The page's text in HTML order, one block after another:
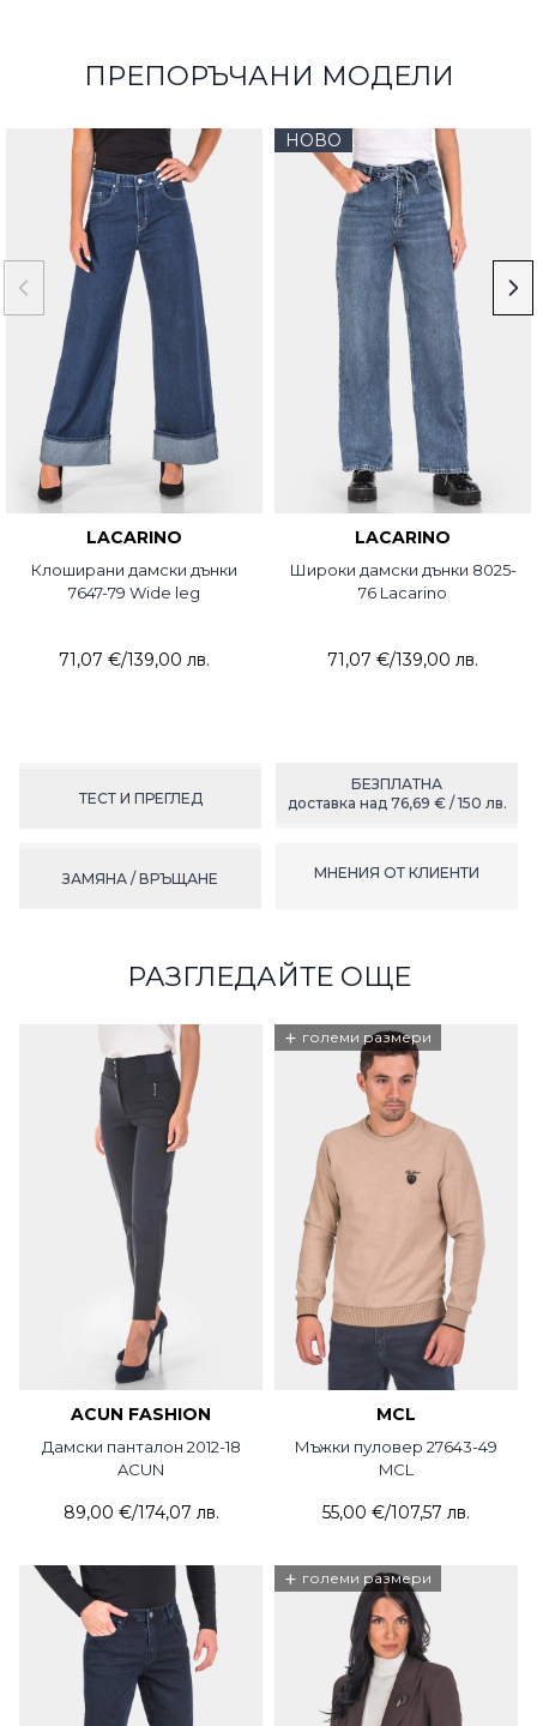
ПРЕПОРЪЧАНИ МОДЕЛИ
LACARINO
Клоширани дамски дънки
7647-79 Wide leg
71,07 €/139,00 лв.
НОВО
LACARINO
Широки дамски дънки 8025-
76 Lacarino
71,07 €/139,00 лв.
ТЕСТ И ПРЕГЛЕД
БЕЗПЛАТНА
доставка над 76,69 € / 150 лв.
ЗАМЯНА / ВРЪЩАНЕ МНЕНИЯ ОТ КЛИЕНТИ
РАЗГЛЕДАЙТЕ ОЩЕ
ACUN FASHION
Дамски панталон 2012-18
ACUN
89,00 €/174,07 лв.
+ големи размери
MCL
Мъжки пуловер 27643-49
MCL
55,00 €/107,57 лв.
+ големи размери